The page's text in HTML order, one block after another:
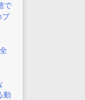
で
プ
動